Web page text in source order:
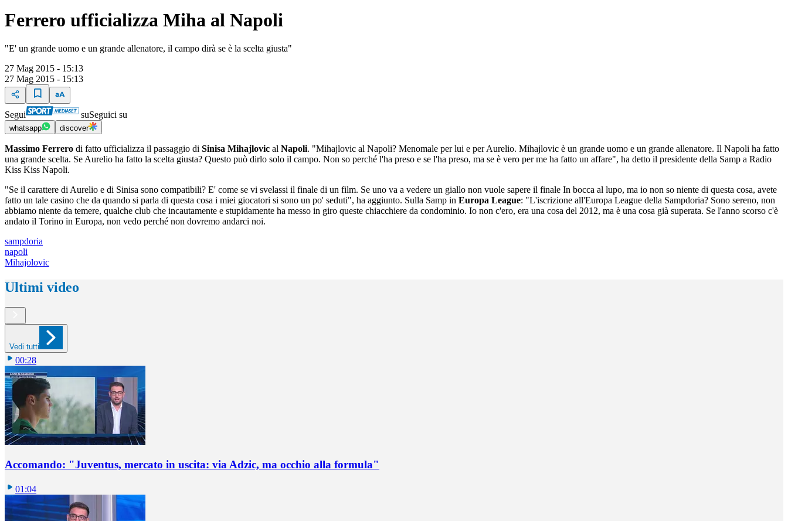
Ferrero ufficializza Miha al Napoli
"E' un grande uomo e un grande allenatore, il campo dirà se è la scelta giusta"
27 Mag 2015 - 15:13
27 Mag 2015 - 15:13
Segui suSeguici su
whatsapp discover
Massimo Ferrero di fatto ufficializza il passaggio di Sinisa Mihajlovic al Napoli. "Mihajlovic al Napoli? Menomale per lui e per Aurelio. Mihajlovic è un grande uomo e un grande allenatore. Il Napoli ha fatto
una grande scelta. Se Aurelio ha fatto la scelta giusta? Questo può dirlo solo il campo. Non so perché l'ha preso e se l'ha preso, ma se è vero per me ha fatto un affare", ha detto il presidente della Samp a Radio
Kiss Kiss Napoli.
"Se il carattere di Aurelio e di Sinisa sono compatibili? E' come se vi svelassi il finale di un film. Se uno va a vedere un giallo non vuole sapere il finale In bocca al lupo, ma io non so niente di questa cosa, avete
fatto un tale casino che da quando si parla di questa cosa i miei giocatori si sono un po' seduti", ha aggiunto. Sulla Samp in Europa League: "L'iscrizione all'Europa League della Sampdoria? Sono sereno, non
abbiamo niente da temere, qualche club che incautamente e stupidamente ha messo in giro queste chiacchiere da condominio. Io non c'ero, era una cosa del 2012, ma è una cosa già superata. Se l'anno scorso c'è
andato il Torino in Europa, non vedo perché non dovremo andarci noi.
sampdoria
napoli
Mihajolovic
Ultimi video
Vedi tutti
00:28
Accomando: "Juventus, mercato in uscita: via Adzic, ma occhio alla formula"
01:04